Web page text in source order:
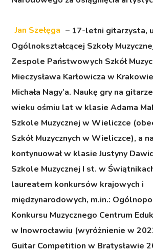
Jan Szełęga – 17-letni gitarzysta,
Ogólnokształcącej Szkoły
Zespole Państwowych Szkół
Mieczysława Karłowicza w
Michała Nagy’a. Naukę gry na
wieku ośmiu lat w klasie Adama
Szkole Muzycznej w Wieliczce
Szkół Muzycznych w Wieliczce), a
kontynuował w klasie Justyny
Szkole Muzycznej I st. w
laureatem konkursów krajowych i
międzynarodowych, m.in.:
Konkursu Muzycznego Centrum
w Inowrocławiu (wyróżnienie w
Guitar Competition w Bratysławie